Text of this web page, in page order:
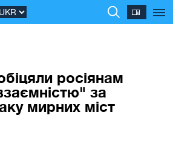
росіянам
за
мирних міст